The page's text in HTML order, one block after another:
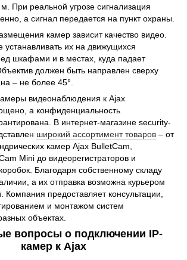
При реальной угрозе сигнализация
а сигнал передается на пункт охраны.
камер зависит качество видео.
устанавливать их на движущихся
шкафами и в местах, куда падает
должен быть направлен сверху
– не более 45°.
видеонаблюдения к Ajax
а конфиденциальность
В интернет-магазине security-
широкий ассортимент товаров – от
камер Ajax BulletCam,
Mini до видеорегистраторов и
Благодаря собственному складу
а их отправка возможна курьером
Компания предоставляет консультации,
и монтажом систем
объектах.
вопросы о подключении IP-
камер к Ajax